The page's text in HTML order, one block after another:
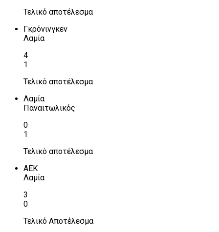
Τελικό αποτέλεσμα
Γκρόνινγκεν
Λαμία
4
1
Τελικό αποτέλεσμα
Λαμία
Παναιτωλικός
0
1
Τελικό αποτέλεσμα
ΑΕΚ
Λαμία
3
0
Τελικό Αποτέλεσμα